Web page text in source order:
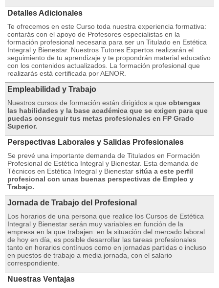
Detalles Adicionales
Te ofrecemos en este Curso toda nuestra experiencia formativa:
contarás con el apoyo de Profesores especialistas en la
formación profesional necesaria para ser un Titulado en Estética
Integral y Bienestar. Nuestros Tutores Expertos realizarán el
seguimiento de tu aprendizaje y te propondrán material educativo
con los contenidos actualizados. La formación profesional que
realizarás está certificada por AENOR.
Empleabilidad y Trabajo
Nuestros cursos de formación están dirigidos a que obtengas
las habilidades y la base académica que se exigen para que
puedas conseguir tus metas profesionales en FP Grado
Superior.
Perspectivas Laborales y Salidas Profesionales
Se prevé una importante demanda de Titulados en Formación
Profesional de Estética Integral y Bienestar. Esta demanda de
Técnicos en Estética Integral y Bienestar sitúa a este perfil
profesional con unas buenas perspectivas de Empleo y
Trabajo.
Jornada de Trabajo del Profesional
Los horarios de una persona que realice los Cursos de Estética
Integral y Bienestar serán muy variables en función de la
empresa en la que trabajen: en la situación del mercado laboral
de hoy en día, es posible desarrollar las tareas profesionales
tanto en horarios contínuos como en jornadas partidas o incluso
en puestos de trabajo a media jornada, con el salario
correspondiente.
Nuestras Ventajas